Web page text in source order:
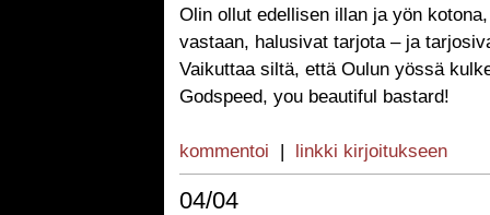
Olin ollut edellisen illan ja yön
vastaan, halusivat tarjota – ja
Vaikuttaa siltä, että Oulun yössä
Godspeed, you beautiful bastard!
kommentoi | linkki kirjoitukseen
04/04